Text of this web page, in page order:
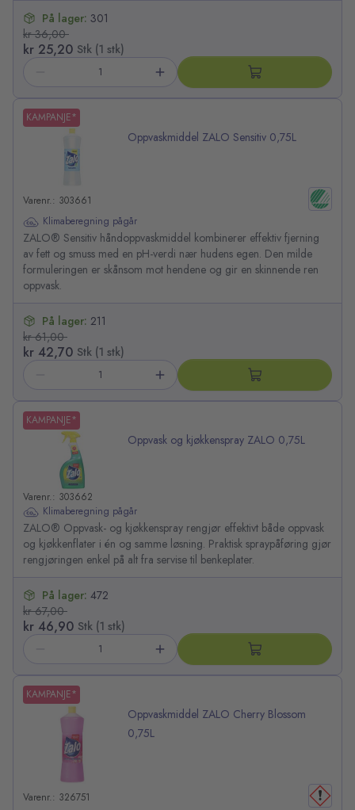
kr 36,00
kr 25,20 Stk (1 stk)
På lager: 301
KAMPANJE*
Oppvaskmiddel ZALO Sensitiv 0,75L
Varenr.: 303661
Klimaberegning pågår
ZALO® Sensitiv håndoppvaskmiddel kombinerer effektiv fjerning
av fett og smuss med en pH-verdi nær hudens egen. Den milde
formuleringen er skånsom mot hendene og gir en skinnende ren
oppvask.
kr 61,00
kr 42,70 Stk (1 stk)
På lager: 211
KAMPANJE*
Oppvask og kjøkkenspray ZALO 0,75L
Varenr.: 303662
Klimaberegning pågår
ZALO® Oppvask- og kjøkkenspray rengjør effektivt både oppvask
og kjøkkenflater i én og samme løsning. Praktisk spraypåføring gjør
rengjøringen enkel på alt fra servise til benkeplater.
kr 67,00
kr 46,90 Stk (1 stk)
På lager: 472
KAMPANJE*
Oppvaskmiddel ZALO Cherry Blossom
0,75L
Varenr.: 326751